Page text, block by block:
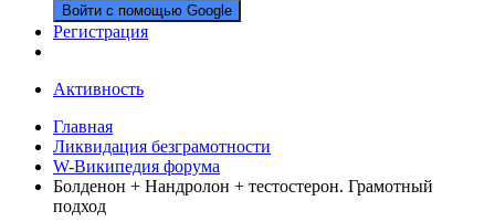
Войти с помощью Google
Регистрация
Активность
Главная
Ликвидация безграмотности
W-Википедия форума
Болденон + Нандролон + тестостерон. Грамотный
подход